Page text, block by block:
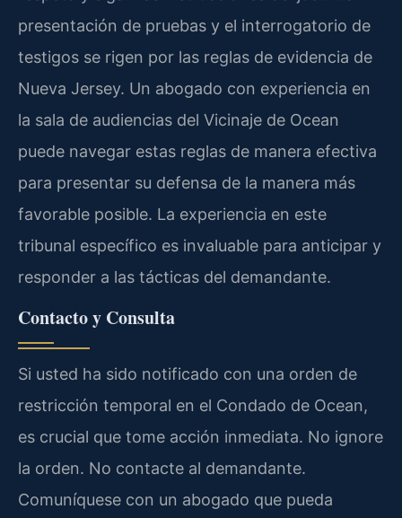
presentación de pruebas y el interrogatorio de
testigos se rigen por las reglas de evidencia de
Nueva Jersey. Un abogado con experiencia en
la sala de audiencias del Vicinaje de Ocean
puede navegar estas reglas de manera efectiva
para presentar su defensa de la manera más
favorable posible. La experiencia en este
tribunal específico es invaluable para anticipar y
responder a las tácticas del demandante.
Contacto y Consulta
Si usted ha sido notificado con una orden de
restricción temporal en el Condado de Ocean,
es crucial que tome acción inmediata. No ignore
la orden. No contacte al demandante.
Comuníquese con un abogado que pueda